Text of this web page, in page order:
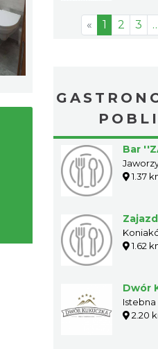
« 1 2 3
Bar
1.37
1.62
Dwór
Istebna
2.20